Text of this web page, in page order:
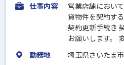
仕事内容
営業店舗におい
貸物件を契約す
契約更新手続き
お願いします。
勤務地
埼玉県さいたま